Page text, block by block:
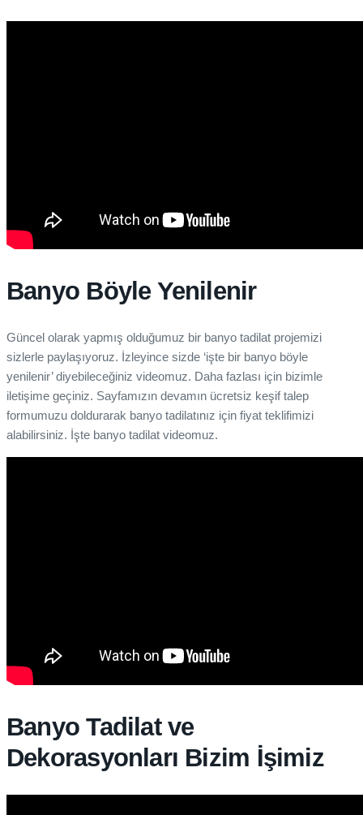
Banyo Böyle Yenilenir
Güncel olarak yapmış olduğumuz bir banyo tadilat projemizi
sizlerle paylaşıyoruz. İzleyince sizde ‘işte bir banyo böyle
yenilenir’ diyebileceğiniz videomuz. Daha fazlası için bizimle
iletişime geçiniz. Sayfamızın devamın ücretsiz keşif talep
formumuzu doldurarak banyo tadilatınız için fiyat teklifimizi
alabilirsiniz. İşte banyo tadilat videomuz.
Banyo Tadilat ve
Dekorasyonları Bizim İşimiz